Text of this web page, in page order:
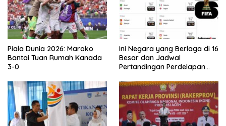
Piala Dunia 2026: Maroko
Bantai Tuan Rumah Kanada
3-0
Ini Negara yang Berlaga di 16
Besar dan Jadwal
Pertandingan Perdelapan